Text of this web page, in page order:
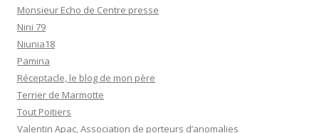
Monsieur Echo de Centre presse
Nini 79
Niunia18
Pamina
Réceptacle, le blog de mon père
Terrier de Marmotte
Tout Poitiers
Valentin Apac, Association de porteurs d’anomalies